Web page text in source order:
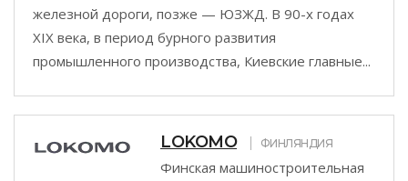
железной дороги, позже — ЮЗЖД. В 90-х годах
XIX века, в период бурного развития
промышленного производства, Киевские главные...
LOKOMO ФИНЛЯНДИЯ
Финская машиностроительная